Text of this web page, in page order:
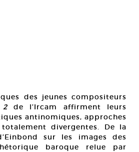
des jeunes compositeurs
2de l’Ircam affirment leurs
antinomiques, approches
divergentes. De la
sur les images des
baroque relue par